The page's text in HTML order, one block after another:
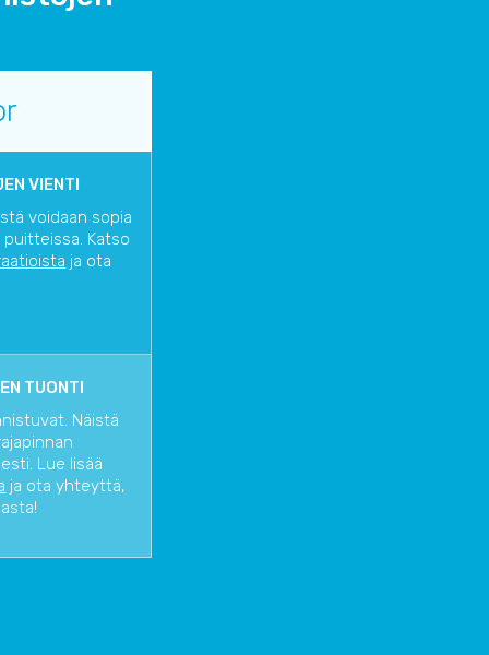
VIENTI
voidaan sopia
Katso
ja ota
TUONTI
Näistä
Lue lisää
ja ota yhteyttä,